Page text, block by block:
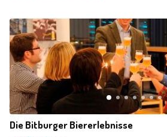
Die Bitburger Biererlebnisse